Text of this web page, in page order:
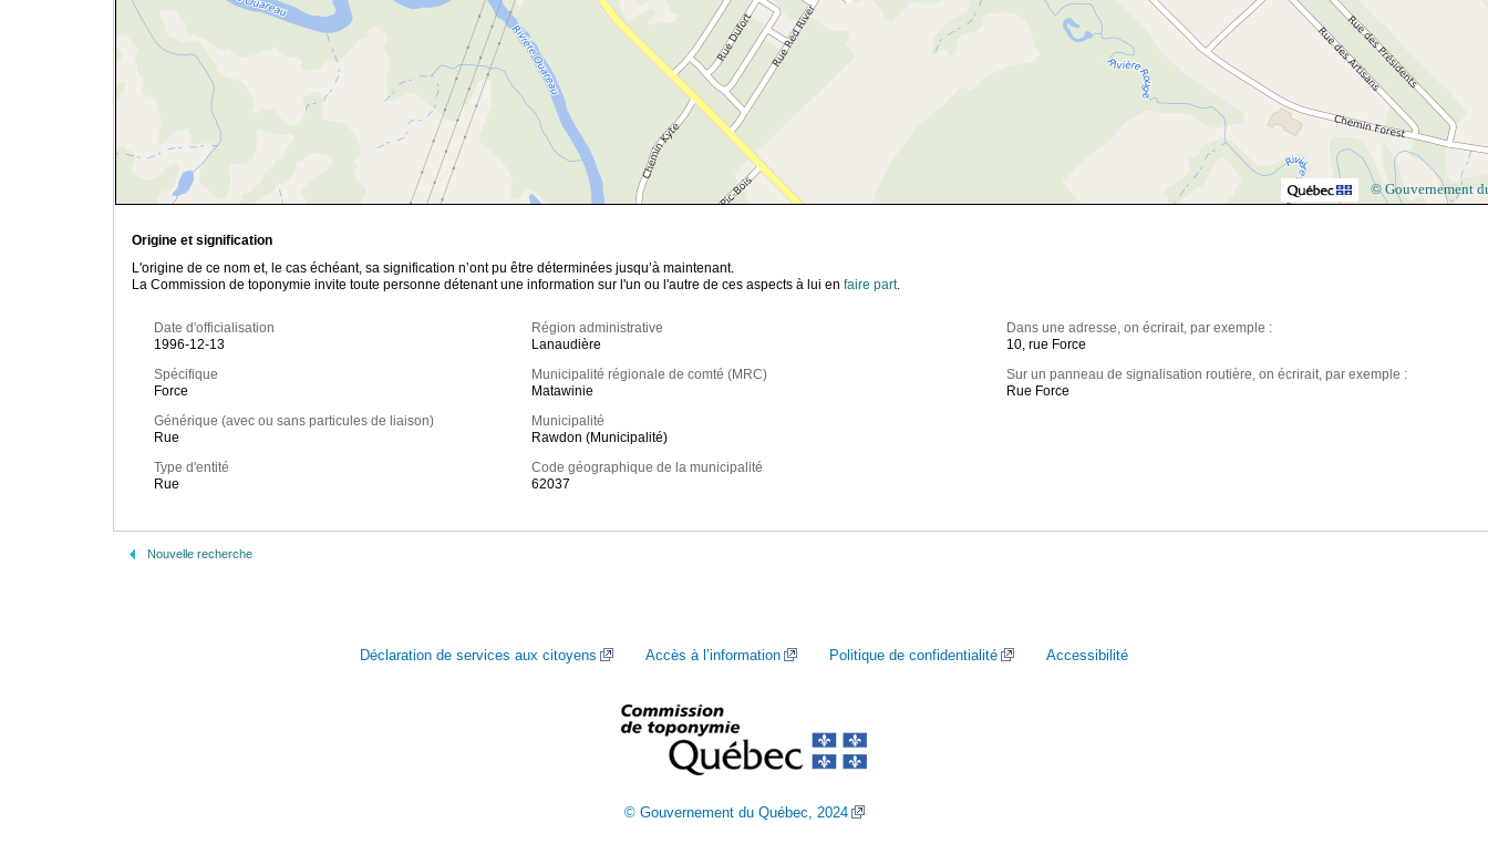
© Gouvernement
Origine et signification
L'origine de ce nom et, le cas échéant, sa signification n’ont pu être déterminées jusqu’à maintenant.
La Commission de toponymie invite toute personne détenant une information sur l'un ou l'autre de ces aspects à lui en faire part.
Date d'officialisation
1996-12-13
Spécifique
Force
Générique (avec ou sans particules de liaison)
Rue
Type d'entité
Rue
Région administrative
Lanaudière
Municipalité régionale de comté (MRC)
Matawinie
Municipalité
Rawdon (Municipalité)
Code géographique de la municipalité
62037
Dans une adresse, on écrirait, par exemple :
10, rue Force
Sur un panneau de signalisation routière, on écrirait, par exemple :
Rue Force
Nouvelle recherche
Déclaration de services aux citoyens Accès à l’information Politique de confidentialité Accessibilité
© Gouvernement du Québec, 2024